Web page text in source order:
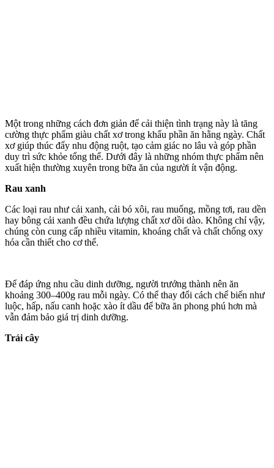
Một trong những cách đơn giản để cải thiện tình trạng này là tăng
cường thực phẩm giàu chất xơ trong khẩu phần ăn hằng ngày. Chất
xơ giúp thúc đẩy nhu động ruột, tạo cảm giác no lâu và góp phần
duy trì sức khỏe tổng thể. Dưới đây là những nhóm thực phẩm nên
xuất hiện thường xuyên trong bữa ăn của người ít vận động.
Rau xanh
Các loại rau như cải xanh, cải bó xôi, rau muống, mồng tơi, rau dền
hay bông cải xanh đều chứa lượng chất xơ dồi dào. Không chỉ vậy,
chúng còn cung cấp nhiều vitamin, khoáng chất và chất chống oxy
hóa cần thiết cho c‌ơ th‌ể.
Để đáp ứng nhu cầu dinh dưỡng, người trưởng thành nên ăn
khoảng 300–400g rau mỗi ngày. Có thể thay đổi cách chế biến như
luộc, hấp, nấu canh hoặc xào ít dầu để bữa ăn phong phú hơn mà
vẫn đảm bảo giá trị dinh dưỡng.
Trái cây